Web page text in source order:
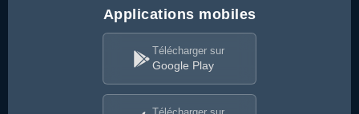
Applications mobiles
Télécharger sur
Google Play